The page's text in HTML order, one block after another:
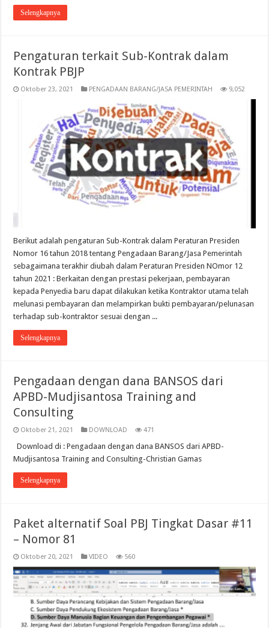
Selengkapnya
Pengaturan terkait Sub-Kontrak dalam
Kontrak PBJP
Oktober 23, 2021 PENGADAAN BARANG/JASA PEMERINTAH 9,052
Berikut adalah pengaturan Sub-Kontrak dalam Peraturan Presiden
Nomor 16 tahun 2018 tentang Pengadaan Barang/Jasa Pemerintah
sebagaimana terakhir diubah dalam Peraturan Presiden NOmor 12
tahun 2021 : Berkaitan dengan prestasi pekerjaan, pembayaran
kepada Penyedia baru dapat dilakukan ketika Kontraktor utama telah
melunasi pembayaran dan melampirkan bukti pembayaran/pelunasan
terhadap sub-kontraktor sesuai dengan ...
Selengkapnya
Pengadaan dengan dana BANSOS dari
APBD-Mudjisantosa Training and
Consulting
Oktober 21, 2021 DOWNLOAD 471
Download di : Pengadaan dengan dana BANSOS dari APBD-
Mudjisantosa Training and Consulting-Christian Gamas
Selengkapnya
Paket alternatif Soal PBJ Tingkat Dasar #11
– Nomor 81
Oktober 20, 2021 VIDEO 560